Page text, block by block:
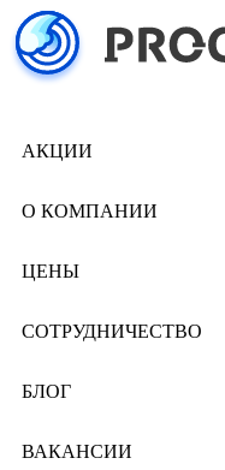
АКЦИИ
О КОМПАНИИ
ЦЕНЫ
СОТРУДНИЧЕСТВО
БЛОГ
ВАКАНСИИ